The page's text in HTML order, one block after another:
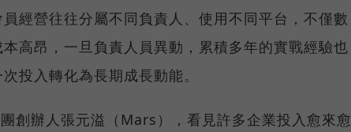
經營往往分屬不同負責人、使用不同平台，不僅數
高昂，一旦負責人員異動，累積多年的實戰經驗也
投入轉化為長期成長動能。
創辦人張元溢（Mars），看見許多企業投入愈來愈